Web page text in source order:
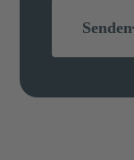
Senden